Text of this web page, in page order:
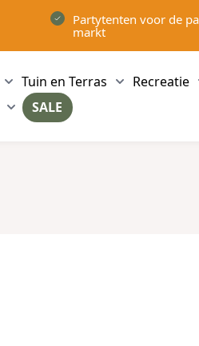
Partytenten voor de
markt
Show submenu for Partytenten
Tuin en Terras
Show
Recreatie
Show submenu for Voor in
SALE